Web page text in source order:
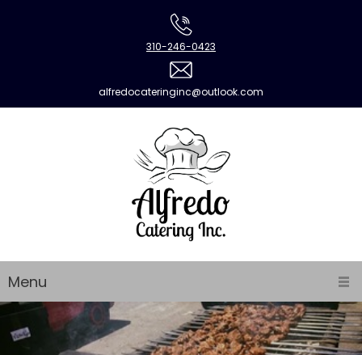
310-246-0423
alfredocateringinc@outlook.com
Menu